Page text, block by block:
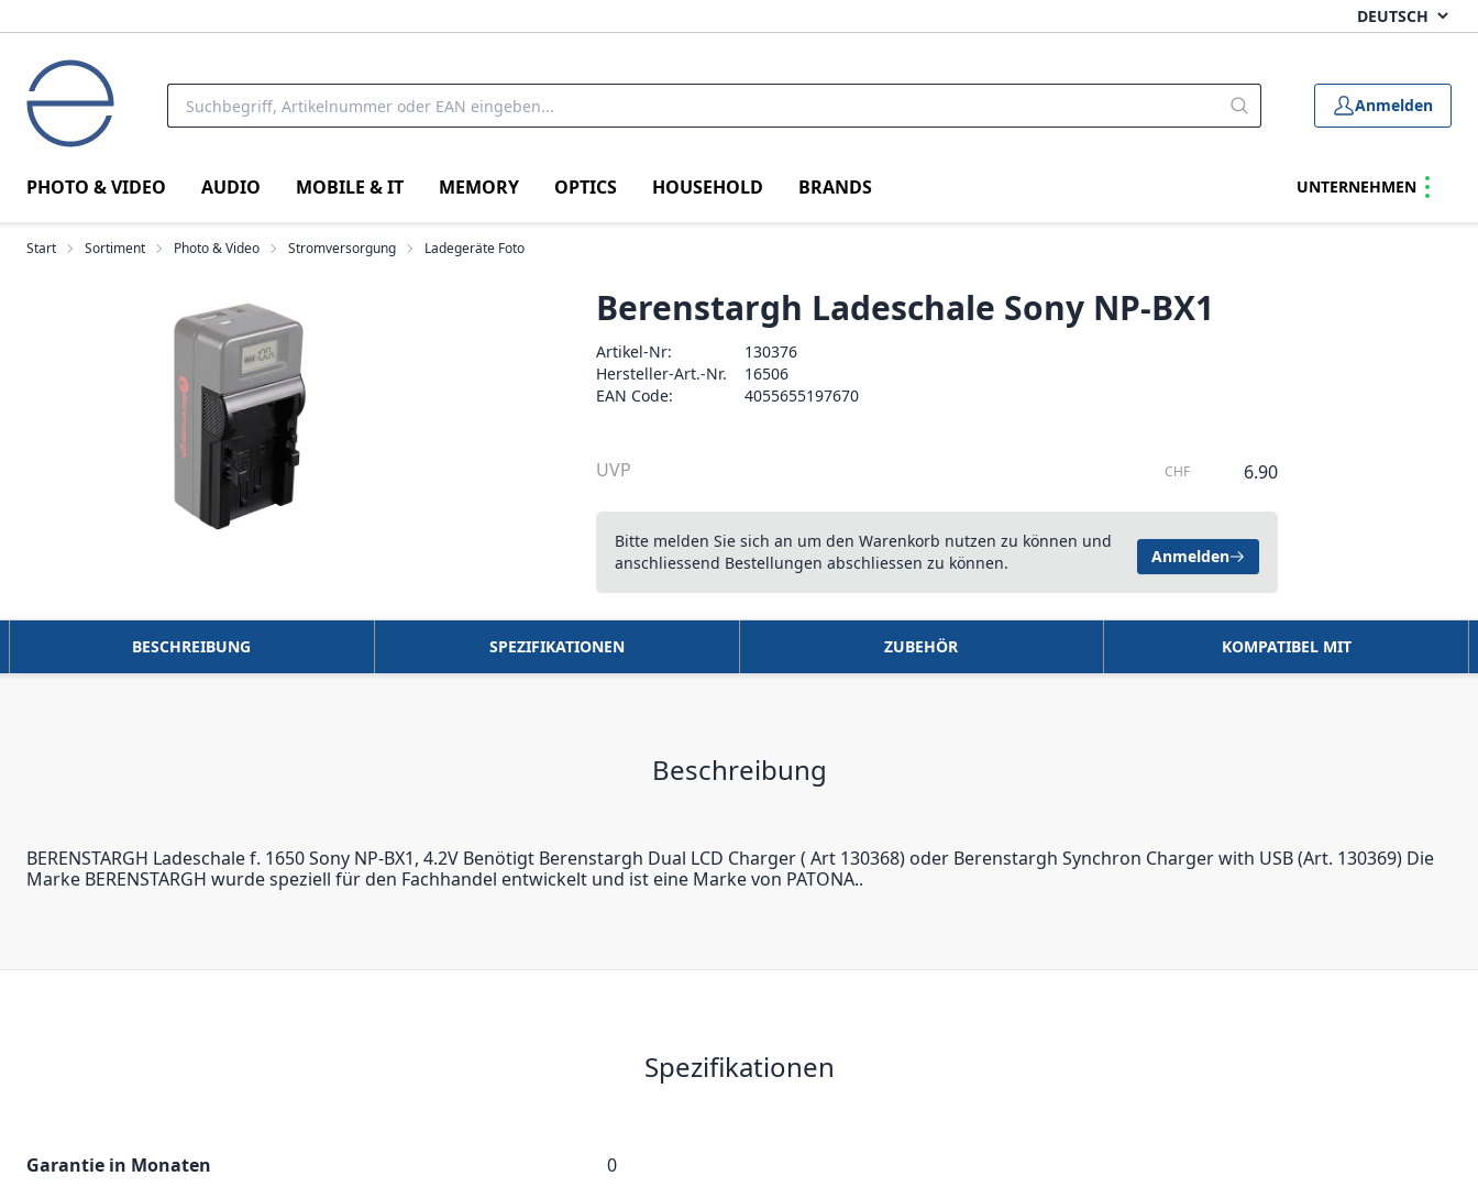
Anmelden
PHOTO & VIDEO AUDIO MOBILE & IT MEMORY OPTICS HOUSEHOLD BRANDS UNTERNEHMEN
Start Sortiment Photo & Video Stromversorgung Ladegeräte Foto
Berenstargh Ladeschale Sony NP-BX1
Artikel-Nr:
130376
Hersteller-Art.-Nr.
16506
EAN Code:
4055655197670
UVP CHF 6.90
Bitte melden Sie sich an um den Warenkorb nutzen zu können und
anschliessend Bestellungen abschliessen zu können.
Anmelden
BESCHREIBUNG SPEZIFIKATIONEN ZUBEHÖR KOMPATIBEL MIT
Beschreibung
BERENSTARGH Ladeschale f. 1650 Sony NP-BX1, 4.2V Benötigt Berenstargh Dual LCD Charger ( Art 130368) oder Berenstargh Synchron Charger with USB (Art. 130369) Die
Marke BERENSTARGH wurde speziell für den Fachhandel entwickelt und ist eine Marke von PATONA..
Spezifikationen
Garantie in Monaten 0